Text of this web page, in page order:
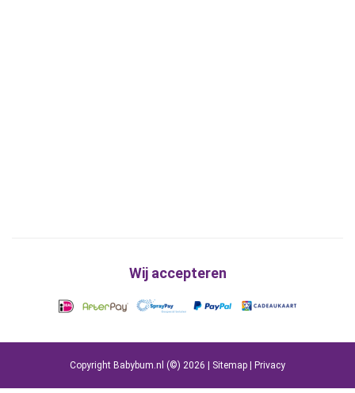
Wij accepteren
Copyright Babybum.nl (©) 2026 | Sitemap | Privacy